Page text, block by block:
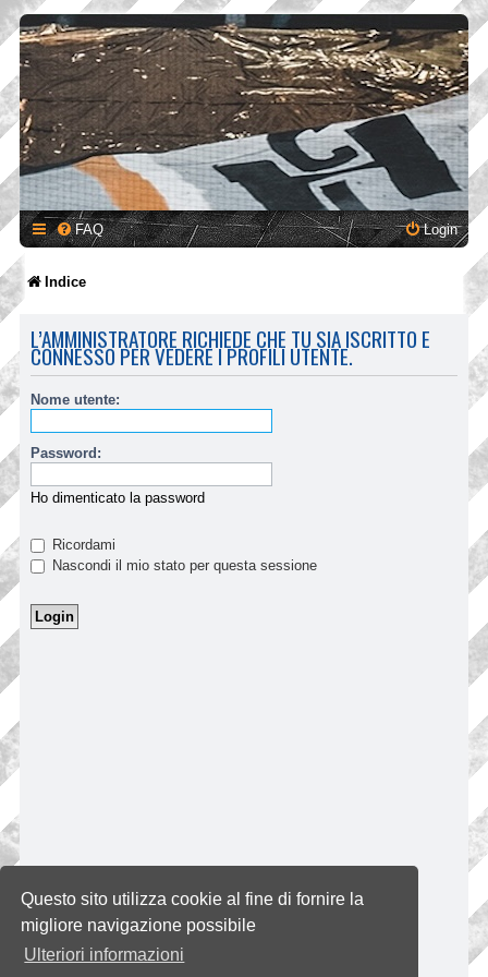
Questo sito utilizza cookie al fine di fornire la
migliore navigazione possibile
Ulteriori informazioni
FAQ Login
Indice
L’AMMINISTRATORE RICHIEDE CHE TU SIA ISCRITTO E
CONNESSO PER VEDERE I PROFILI UTENTE.
Nome utente:
Password:
Ho dimenticato la password
Ricordami
Nascondi il mio stato per questa sessione